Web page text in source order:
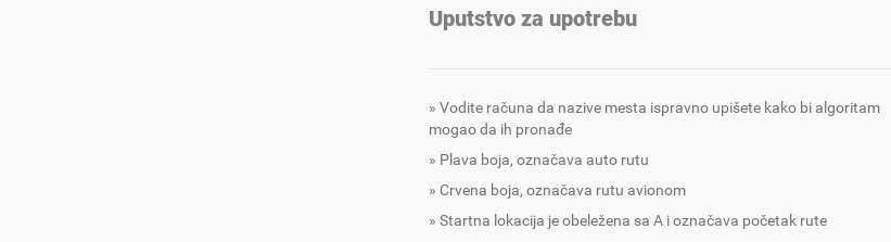
Uputstvo za upotrebu
Vodite računa da nazive mesta ispravno upišete kako bi algoritam
mogao da ih pronađe
Plava boja, označava auto rutu
Crvena boja, označava rutu avionom
Startna lokacija je obeležena sa A i označava početak rute